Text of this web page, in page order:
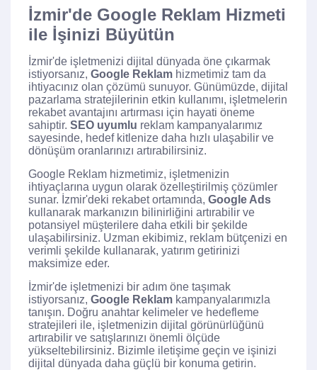
İzmir'de Google Reklam Hizmeti
ile İşinizi Büyütün
İzmir'de işletmenizi dijital dünyada öne çıkarmak
istiyorsanız, Google Reklam hizmetimiz tam da
ihtiyacınız olan çözümü sunuyor. Günümüzde, dijital
pazarlama stratejilerinin etkin kullanımı, işletmelerin
rekabet avantajını artırması için hayati öneme
sahiptir. SEO uyumlu reklam kampanyalarımız
sayesinde, hedef kitlenize daha hızlı ulaşabilir ve
dönüşüm oranlarınızı artırabilirsiniz.
Google Reklam hizmetimiz, işletmenizin
ihtiyaçlarına uygun olarak özelleştirilmiş çözümler
sunar. İzmir'deki rekabet ortamında, Google Ads
kullanarak markanızın bilinirliğini artırabilir ve
potansiyel müşterilere daha etkili bir şekilde
ulaşabilirsiniz. Uzman ekibimiz, reklam bütçenizi en
verimli şekilde kullanarak, yatırım getirinizi
maksimize eder.
İzmir'de işletmenizi bir adım öne taşımak
istiyorsanız, Google Reklam kampanyalarımızla
tanışın. Doğru anahtar kelimeler ve hedefleme
stratejileri ile, işletmenizin dijital görünürlüğünü
artırabilir ve satışlarınızı önemli ölçüde
yükseltebilirsiniz. Bizimle iletişime geçin ve işinizi
dijital dünyada daha güçlü bir konuma getirin.